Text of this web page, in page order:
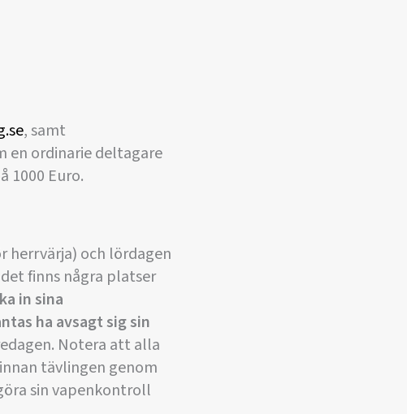
, samt
en ordinarie deltagare
1000 Euro.
herrvärja) och lördagen
finns några platser
in sina
ha avsagt sig sin
Notera att alla
tävlingen genom
sin vapenkontroll